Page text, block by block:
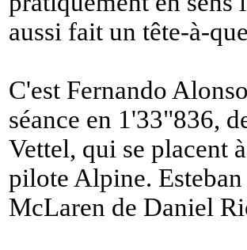
aussi fait un tête-à-
C'est Fernando
séance en 1'33"836,
Vettel, qui se placent
pilote Alpine.
McLaren de Daniel